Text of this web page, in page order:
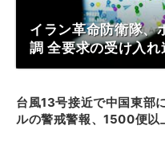
イラン革命防衛隊、
調 全要求の受け入れ
台風13号接近で中国東部
ルの警戒警報、1500便以